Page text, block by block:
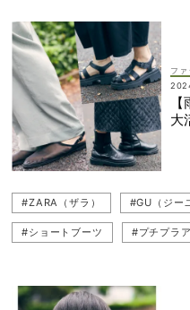
#ヘアオイル #レインシューズ
#読者スナップ #ヘアケア
#モノトーンコーデ #夏ヘア
#ブランドバッグ #雨の日コ
#30代ヘアスタイル #キャッ
#韓国コスメ
ファ
大
#ZARA（ザラ） #GU（ジー
#ショートブーツ #プチプラ
#UNIQLO（ユニクロ）